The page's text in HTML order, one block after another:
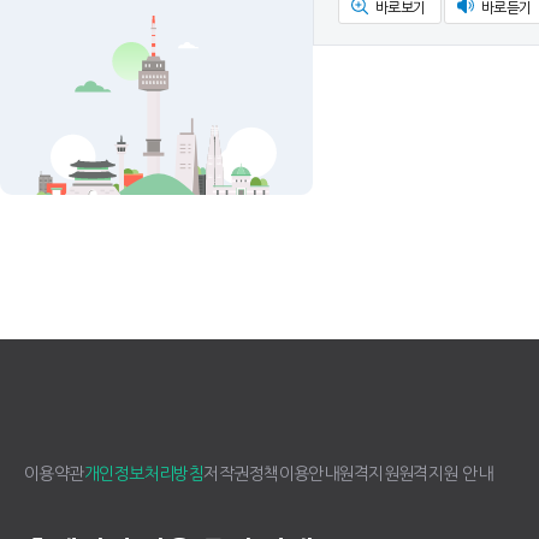
바로보기 바로듣기
이용약관개인정보처리방침저작권정책이용안내원격지원원격지원 안내